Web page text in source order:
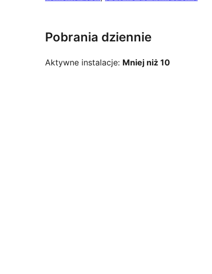
Pobrania dziennie
Aktywne instalacje: Mniej niż 10